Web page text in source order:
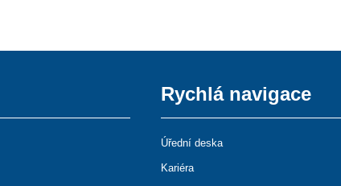
Rychlá navigace
Úřední deska
Kariéra